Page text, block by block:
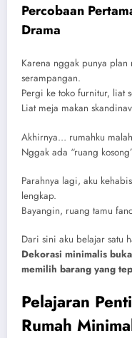
Percobaan
Drama
Karena nggak punya
serampangan.
Pergi ke toko furnitur, liat
Liat meja makan
Akhirnya… rumahku
Nggak ada “ruang
Parahnya lagi, aku
lengkap.
Bayangin, ruang tamu
Dari sini aku belajar satu
Dekorasi minimalis
memilih barang yang
Pelajaran
Rumah